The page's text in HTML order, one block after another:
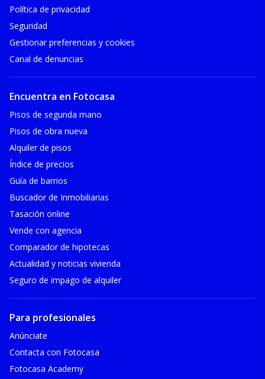
Política de privacidad
Seguridad
Gestionar preferencias y cookies
Canal de denuncias
Encuentra en Fotocasa
Pisos de segunda mano
Pisos de obra nueva
Alquiler de pisos
Índice de precios
Guía de barrios
Buscador de Inmobiliarias
Tasación online
Vende con agencia
Comparador de hipotecas
Actualidad y noticias vivienda
Seguro de impago de alquiler
Para profesionales
Anúnciate
Contacta con Fotocasa
Fotocasa Academy